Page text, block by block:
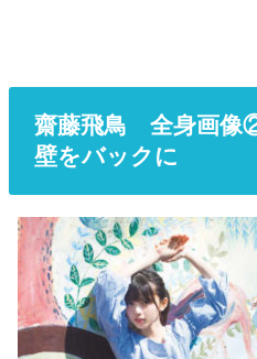
齋藤飛鳥 全身画
壁をバックに